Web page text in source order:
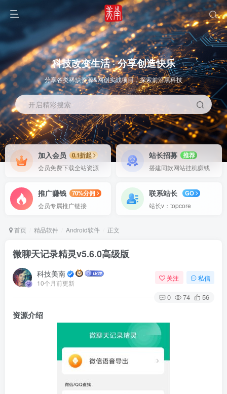
OS教程 SOFT教程
Linux软件
科技改变生活 · 分享创造快乐
分享各类稀缺资源&网创实战项目，探索前沿黑科技
开启精彩搜索
加入会员
0.1折起
会员免费下载全站资源
站长招募
推荐
搭建同款网站挂机赚钱
推广赚钱
70%分佣
会员专属推广链接
联系站长
GO
站长v：topcore
首页 精品软件 Android软件 正文
微聊天记录精灵v5.6.0高级版
科技美南
10个月前更新
关注 私信
0 74 56
资源介绍